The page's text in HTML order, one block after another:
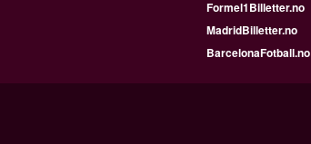
Formel1Billetter.no
MadridBilletter.no
BarcelonaFotball.no